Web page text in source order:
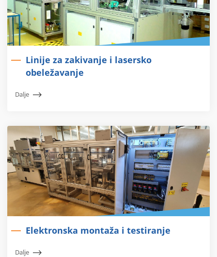
Linije za zakivanje i lasersko
obeležavanje
Dalje
Elektronska montaža i testiranje
Dalje